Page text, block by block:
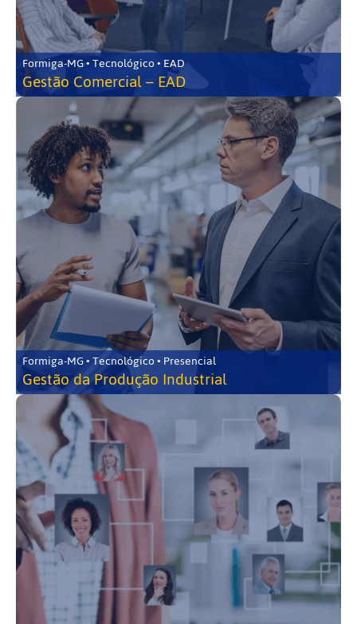
Formiga-MG • Tecnológico • EAD
Gestão Comercial – EAD
Formiga-MG • Tecnológico • Presencial
Gestão da Produção Industrial